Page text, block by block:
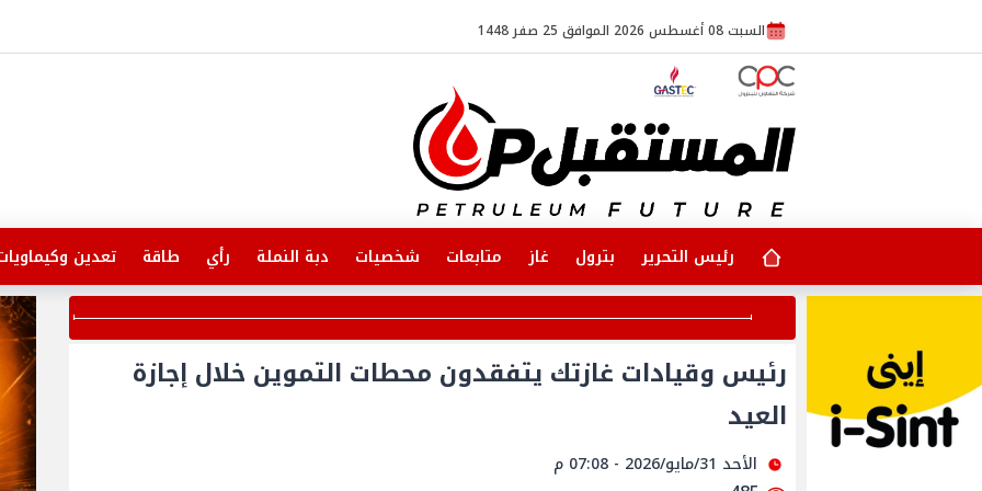
السبت 08 أغسطس 2026 الموافق 25 صفر 1448
رئيس التحرير بترول غاز متابعات شخصيات دبة النملة رأي طاقة تعدين
رئيس وقيادات غازتك يتفقدون محطات التموين خلال إجازة
العيد
الأحد 31/مايو/2026 - 07:08 م